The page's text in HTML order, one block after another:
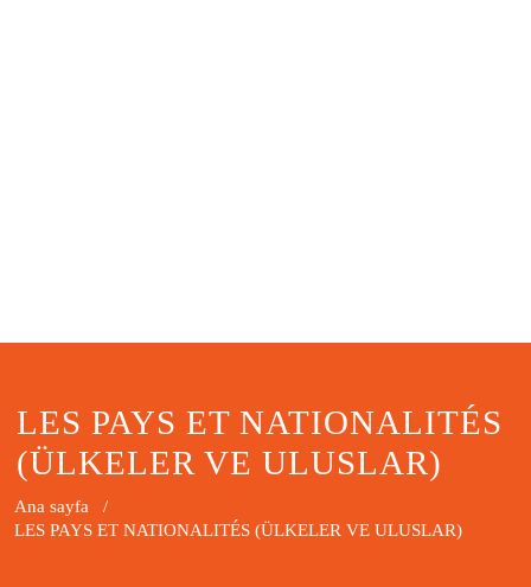
LES PAYS ET NATIONALITÉS
(ÜLKELER VE ULUSLAR)
Ana sayfa /
LES PAYS ET NATIONALITÉS (ÜLKELER VE ULUSLAR)